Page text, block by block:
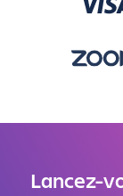
Lancez-